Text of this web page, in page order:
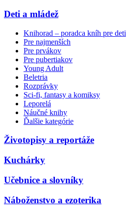
Deti a mládež
Knihorad – poradca kníh pre deti
Pre najmenších
Pre prvákov
Pre pubertiakov
Young Adult
Beletria
Rozprávky
Sci-fi, fantasy a komiksy
Leporelá
Náučné knihy
Ďalšie kategórie
Životopisy a reportáže
Kuchárky
Učebnice a slovníky
Náboženstvo a ezoterika